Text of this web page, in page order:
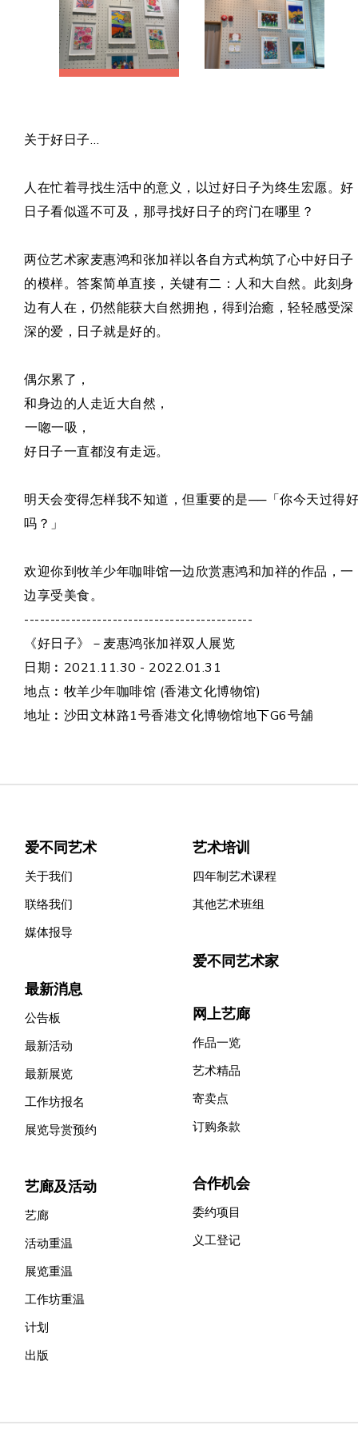
关于好日子…
人在忙着寻找生活中的意义，以过好日子为终生宏愿。好
日子看似遥不可及，那寻找好日子的窍门在哪里？
两位艺术家麦惠鸿和张加祥以各自方式构筑了心中好日子
的模样。答案简单直接，关键有二：人和大自然。此刻身
边有人在，仍然能获大自然拥抱，得到治癒，轻轻感受深
深的爱，日子就是好的。
偶尔累了，
和身边的人走近大自然，
一唿一吸，
好日子一直都沒有走远。
明天会变得怎样我不知道，但重要的是──「你今天过得好
吗？」
欢迎你到牧羊少年咖啡馆一边欣赏惠鸿和加祥的作品，一
边享受美食。
--------------------------------------------
《好日子》－麦惠鸿张加祥双人展览
日期︰2021.11.30 - 2022.01.31
地点︰牧羊少年咖啡馆 (香港文化博物馆)
地址︰沙田文林路1号香港文化博物馆地下G6号舖
爱不同艺术
关于我们
联络我们
媒体报导
最新消息
公告板
最新活动
最新展览
工作坊报名
展览导赏预约
艺廊及活动
艺廊
活动重温
展览重温
工作坊重温
计划
出版
艺术培训
四年制艺术课程
其他艺术班组
爱不同艺术家
网上艺廊
作品一览
艺术精品
寄卖点
订购条款
合作机会
委约项目
义工登记